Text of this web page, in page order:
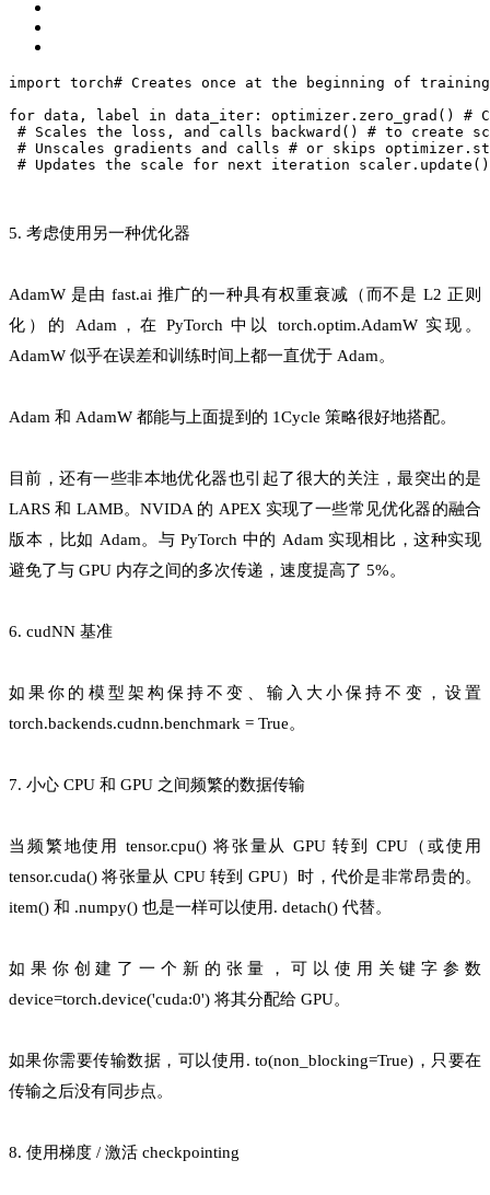
import torch# Creates once at the beginning of training
for data, label in data_iter: optimizer.zero_grad()
#
# Scales the loss, and calls backward()
# to create
# Unscales gradients and calls # or skips
# Updates the scale for next iteration
scaler.update()
5. 考虑使用另一种优化器
AdamW 是由 fast.ai 推广的一种具有权重衰减（而不是 L2 正则
化）的 Adam，在 PyTorch 中以 torch.optim.AdamW 实现。
AdamW 似乎在误差和训练时间上都一直优于 Adam。
Adam 和 AdamW 都能与上面提到的 1Cycle 策略很好地搭配。
目前，还有一些非本地优化器也引起了很大的关注，最突出的是
LARS 和 LAMB。NVIDA 的 APEX 实现了一些常见优化器的融合
版本，比如 Adam。与 PyTorch 中的 Adam 实现相比，这种实现
避免了与 GPU 内存之间的多次传递，速度提高了 5%。
6. cudNN 基准
如果你的模型架构保持不变、输入大小保持不变，设置
torch.backends.cudnn.benchmark = True。
7. 小心 CPU 和 GPU 之间频繁的数据传输
当频繁地使用 tensor.cpu() 将张量从 GPU 转到 CPU（或使用
tensor.cuda() 将张量从 CPU 转到 GPU）时，代价是非常昂贵的。
item() 和 .numpy() 也是一样可以使用. detach() 代替。
如果你创建了一个新的张量，可以使用关键字参数
device=torch.device('cuda:0') 将其分配给 GPU。
如果你需要传输数据，可以使用. to(non_blocking=True)，只要在
传输之后没有同步点。
8. 使用梯度 / 激活 checkpointing